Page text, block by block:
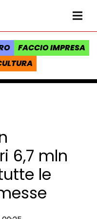
Regione Toscana
FACCIO IMPRESA
6,7 mln
le